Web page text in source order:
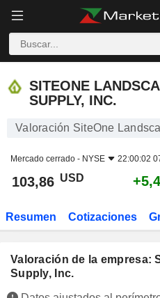
SITEONE
SUPPLY, INC.
Valoración SiteOne
Mercado cerrado - NYSE 22:00:02
103,86 USD
Resumen Cotizaciones
Valoración de la empresa:
Supply, Inc.